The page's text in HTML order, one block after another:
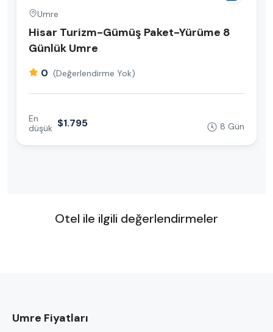
Umre
Hisar Turizm-Gümüş Paket-Yürüme 8
Günlük Umre
0 (Değerlendirme Yok)
En
düşük $1.795 8 Gün
Otel ile ilgili değerlendirmeler
Umre Fiyatları